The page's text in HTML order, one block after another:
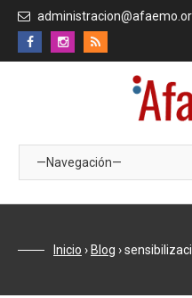
Inicio › Blog ›